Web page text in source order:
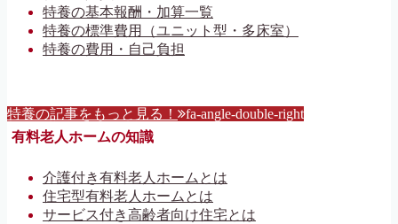
特養の基本報酬・加算一覧
特養の標準費用（ユニット型・多床室）
特養の費用・自己負担
特養の記事をもっと見る！ fa-angle-double-right
有料老人ホームの知識
介護付き有料老人ホームとは
住宅型有料老人ホームとは
サービス付き高齢者向け住宅とは